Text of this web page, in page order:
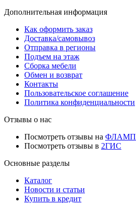
Дополнительная информация
Как оформить заказ
Доставка/самовывоз
Отправка в регионы
Подъем на этаж
Сборка мебели
Обмен и возврат
Контакты
Пользовательское соглашение
Политика конфиденциальности
Отзывы о нас
Посмотреть отзывы на ФЛАМП
Посмотреть отзывы в 2ГИС
Основные разделы
Каталог
Новости и статьи
Купить в кредит